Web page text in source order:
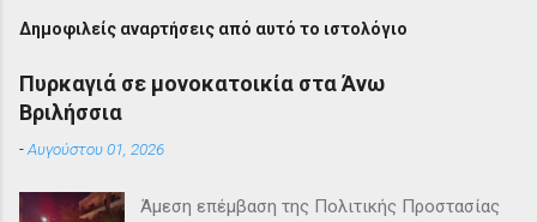
Δημοφιλείς αναρτήσεις από αυτό το ιστολόγιο
Πυρκαγιά σε μονοκατοικία στα Άνω
Βριλήσσια
-Αυγούστου 01, 2026
Άμεση επέμβαση της Πολιτικής Προστασίας